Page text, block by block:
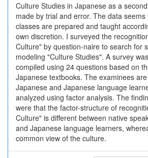
Culture Studies in Japanese as a
made by trial and error. The data
classes are prepared and taught
own discretion. I surveyed the
Culture" by question-naire to search for
modeling "Culture Studies". A survey
compiled using 24 questions based on
Japanese textbooks. The examinees
Japanese and Japanese language
analyzed using factor analysis. The
were that the factor-structure of
Culture" is different between native
and Japanese language learners,
common view of the culture.